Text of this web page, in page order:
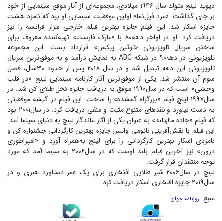
دیوید لینچ متولد سال ۱۹۴۶ میلادی، مجموعه‌ای از آثار موفق سینمایی از خود
بر جای گذاشت. «مرد فیل‌نما» اولین موفقیت سینمایی او بود که نامزد هشت
جایزه اسکار شد. این فیلم جایزه بهترین فیلم خارجی سزار فرانسه را نیز
دریافت کرد. او در اواخر دهه۸۰ با «مارک فارست» تهیه‌کننده معروف برای
ساختن سریال تلویزیونی «توئین پیکس» قرارداد بست. این مجموعه
تلویزیونی در دهه۹۰ در شبکه ABC به نمایش درآمد و به موفق‌ترین سریال
تلویزیونی این دهه تبدیل شد و در سال ۲۰۱۸ پس از حدود ۳۰سال، فصل
سوم آن منتشر شد. یکی از موفق‌ترین آثار کارنامه سینمایی لینچ «در قلب
وحشی» است که در سال۱۹۹۰ موفق به دریافت جایزه نخل طلای کن شد. در
سال۱۹۹۷ لینچ فیلم «بزرگراه گمشده» را ساخت. این فیلم در گیشه موفقیتی
به دست نیاورد و نقد‌های متنوع مثبت و منفی دریافت کرد. در سال۲۰۰۱ بود
که فیلم «جاده مالهالند» به عنوان یکی از آثار ماندگار لینچ به دنیای سینما آمد.
این فیلم با نقش‌آفرینی نائومی واتس جایزه بهترین کارگردانی جشنواره کن و
نامزدی اسکار بهترین کارگردانی را برای لینچ به‌همراه آورد و «امپراطوری
درون» نیز آخرین فیلم بلند اوست که در سال۲۰۰۶ به سینما آمد که مورد
توجه منتقدان قرار گرفت.
لینچ در سال۲۰۰۶ شیر طلایی افتخاری برای یک عمر دستاورد هنری و در
سال۲۰۱۹ جایزه افتخاری اسکار دریافت کرد.
منبع: روزنامه جوان